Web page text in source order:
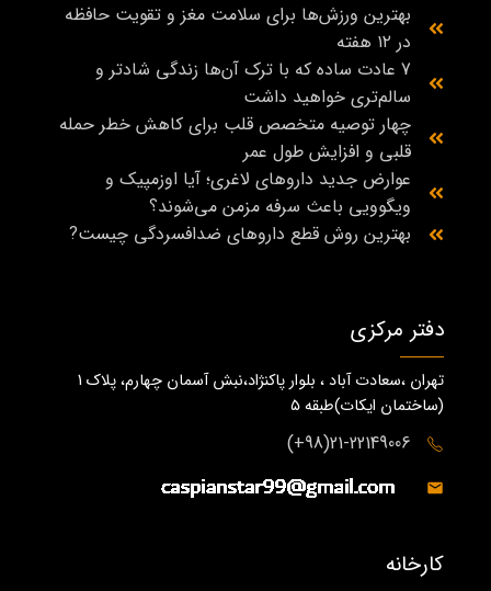
بهترین ورزش‌ها برای سلامت مغز و تقویت حافظه
در ۱۲ هفته
7 عادت ساده که با ترک آن‌ها زندگی شادتر و
سالم‌تری خواهید داشت
چهار توصیه متخصص قلب برای کاهش خطر حمله
قلبی و افزایش طول عمر
عوارض جدید داروهای لاغری؛ آیا اوزمپیک و
ویگوویی باعث سرفه مزمن می‌شوند؟
بهترین روش قطع داروهای ضدافسردگی چیست?
دفتر مرکزی
تهران ،سعادت آباد ، بلوار پاکنژاد،نبش آسمان چهارم، پلاک 1
(ساختمان ايكات)طبقه ٥
21-22149006(98+)
کارخانه